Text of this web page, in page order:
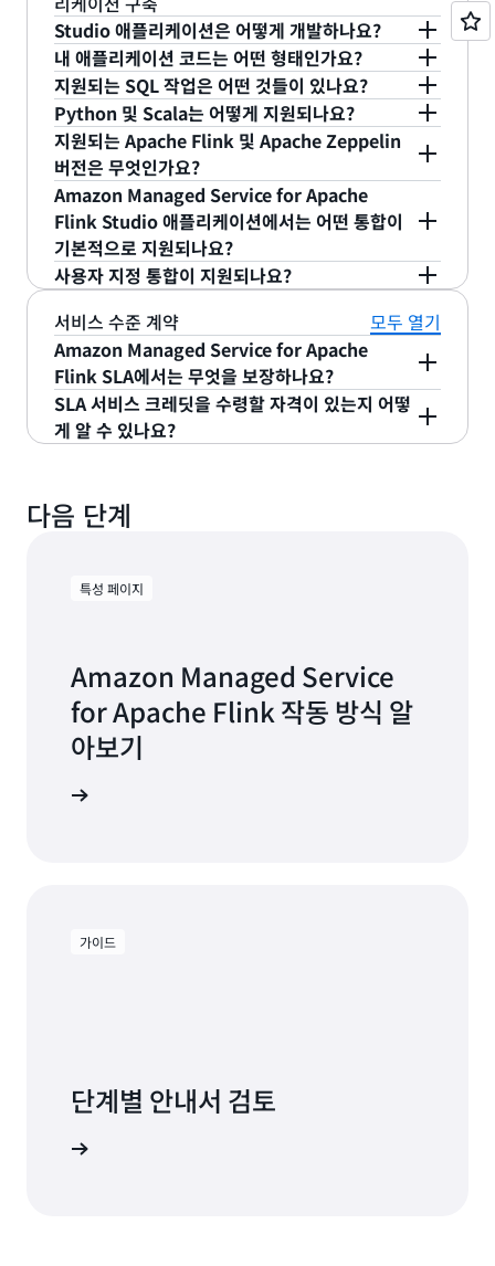
.apply(...) - > {...};
gameStream.addSink(new
KinesisStreamSink("myGameStateStream"));
언제든 실행 애플리케이션 스토리지에서 데이터를 제
거할 수 있습니다. 실행 애플리케이션 스토리지에 저
장된 모든 데이터는 저장 시 암호화됩니다.
치 플링크 애플리케이션의 체크포인트는 아파치 플링
크의 체크포인트 기능을 통해 제공됩니다. 스냅샷은
애플리케이션의 특정 시점 복구 지점을 저장하며, 내
구성이 뛰어난 애플리케이션 백업을 사용합니다. 스
냅샷은 Flink 저장점과 유사합니다.
요금은 크기에 따라 부과됩니다. Amazon Managed
Service for Apache Flink는 기본적으로 스냅샷에
저장된 데이터를 암호화합니다. API를 통해 개별 스
냅샷을 삭제하거나 애플리케이션을 삭제하여 전체 스
냅샷을 삭제할 수 있습니다.
AWS SDK 버전도 포함되어 있습니다.
케이션을 지원합니다.
리밍 애플리케이션을 구축하고 Amazon Managed
Service for Apache Flink에서 Apache Flink를 사
용하는 등 다양한 엔진 및 서비스에서 실행할 수 있습
니다. 지원되는 아파치 플링크 및 아파치 빔 버전에
관한 정보는 아파치플링크용 아마존 매니지드 서비
스개발자 안내서에서 찾을 수 있습니다.
Studio 애플리케이션은 어떻게 개발하나요?
Amazon Managed Service for Apache Flink
Studio, Amazon Kinesis Data Streams 또는
Amazon MSK 콘솔에서 시작할 수 있습니다. 단 몇
단계로 서버리스 노트북을 시작하여 즉시 데이터 스
트림을 쿼리하고 대화형 데이터 분석을 수행할 수 있
습니다.
대화형 데이터 분석:노트북에서 SQL, Python 또는
Scala로 코드를 작성하여 스트리밍 데이터와 상호 작
다. 내장된 시각화를 사용하여 노트북 안에서 데이터
를 탐색하고 스트리밍 데이터에 대한 실시간 인사이
트를 볼 수 있으며 Apache Flink로 구동되는 스트림
처리 애플리케이션을 개발할 수 있습니다.
데이터를 처리하는 스트림 처리 애플리케이션으로 전
환할 수 있습니다.
스트림 처리 애플리케이션:
하거나 CLI에서 단일 명령을 실행할 수 있습니다.
Studio는 Amazon Managed Service for Apache
Flink 애플리케이션에서처럼 Auto Scaling 및 내구
성 있는 상태를 활성화하여 스트림 처리 애플리케이
션을 대규모로 실행하는 데 필요한 모든 인프라 관리
를 처리합니다.
내 애플리케이션 코드는 어떤 형태인가요?
Apache Flink의 Table API를 사용하여 노트북에서
선호하는 언어(SQL, Python 또는 Scala)로 코드를
작성할 수 있습니다. Table API는 확장된 SQL 기능
을 지원하는 상위 수준의 추상화이자 관계형 API입니
다. 선택, 필터링, 조인, 그룹화, 집계 등과 같은 익숙
한 작업과 함께 창 작업과 같은 스트림 관련 개념을
제공합니다. %를 사용하여 노트북 섹션에서 사용할
언어를 지정하고 여러 언어를 전환할 수 있습니다. 인
터 처리 엔진을 지정하는 데 사용되는 Apache
Zeppelin 플러그인입니다. 사용자 정의 함수를 구축
하고 참조하여 코드 기능을 개선할 수도 있습니다.
지원되는 SQL 작업은 어떤 것들이 있나요?
다음과 같은 SQL 작업을 수행할 수 있습니다.
스캔 및 필터링(SELECT, WHERE)
집계(GROUP BY, GROUP BY WINDOW,
HAVING)
설정(UNION, UNIONALL, INTERSECT, IN,
EXISTS)
순서 지정(ORDER BY, LIMIT)
조인(INNER, OUTER, Timed Window -
BETWEEN, AND, 임시 테이블에 조인 – 일정 기
간 동안 변경 사항을 추적하는 테이블)
상위 N개
패턴 인식
일부 쿼리는 스트리밍 데이터의 업데이트 결과입니
DROP과 같은 다른 DDL 문도 지원됩니다. 전체 쿼리
및 샘플 목록은 Apache Flink 쿼리문서를 참조하십
시오.
Python 및 Scala는 어떻게 지원되나요?
Apache Flink의 Table API는 Python 문자열 및
Scala 표현식을 사용하는 언어 통합을 통해 Python
및 Scala를 지원합니다. 지원되는 작업은 선택, 주문,
그룹화, 조인, 필터링 및 창 작업을 비롯하여 지원되
는 SQL 작업과 매우 유사합니다. 전체 작업 및 샘플
목록은개발자 안내서에포함되어 있습니다.
지원되는 Apache Flink 및 Apache Zeppelin
버전은 무엇인가요?
지원되는 Apache Flink 버전에 대해 자세히 알아보
려면 ApacheFlink용 Amazon 관리 서비스 릴리스
노트페이지를 참조하십시오. 이 페이지에는
Amazon Managed Service for Apache Flink가
지원하는 Apache Zeppelin, Apache Beam, Java,
Scala, Python 및 AWS SDK 버전도 포함되어 있습
니다.
Amazon Managed Service for Apache
Flink Studio 애플리케이션에서는 어떤 통합이
기본적으로 지원되나요?
데이터 소스: Amazon Managed Streaming
for Apache Kafka(Amazon MSK), Amazon
Kinesis Data Streams, Amazon S3
대상 또는 싱크: Amazon MSK, Amazon
Kinesis Data Streams 및 Amazon S3
사용자 지정 통합이 지원되나요?
단계와 코드 줄을 몇 개 더 사용하여 지원되는 모든
Apache Flink 통합과의 연결을 정의함으로써 추가
통합을 구성할 수 있습니다. 통합 대상으로는
Amazon OpenSearch Service, Amazon
ElastiCache for Redis, Amazon Aurora, Amazon
Service for Apache Flink Studio 애플리케이션을
실행 파일을 연결할 수 있습니다.
서비스 수준 계약
모두 열기
Amazon Managed Service for Apache
Flink SLA에서는 무엇을 보장하나요?
서비스 수준 계약(SLA)은 Amazon Managed
Service for Apache Flink에 대해 최소 99.9%의 월
SLA 서비스 크레딧을 수령할 자격이 있는지 어떻
게 알 수 있나요?
이상의 가용 영역의 월간 가동률이 월별 청구 주기 동
안 99.9%보다 낮은 경우, Amazon Managed
Managed Service for Apache Flink의 SLA 서비스
Apache Flink용 Amazon 관리 서비스 SLA
정보 페이지를 참조하십시오.
다음 단계
특성 페이지
Amazon Managed Service
for Apache Flink 작동 방식 알
아보기
가이드
단계별 안내서 검토